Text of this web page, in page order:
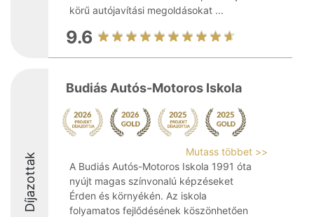
körű autójavítási megoldásokat ...
9.6
Díjazottak
Budiás Autós-Motoros Iskola
Mutass többet >>
A Budiás Autós-Motoros Iskola 1991 óta
nyújt magas színvonalú képzéseket
Érden és környékén. Az iskola
folyamatos fejlődésének köszönhetően